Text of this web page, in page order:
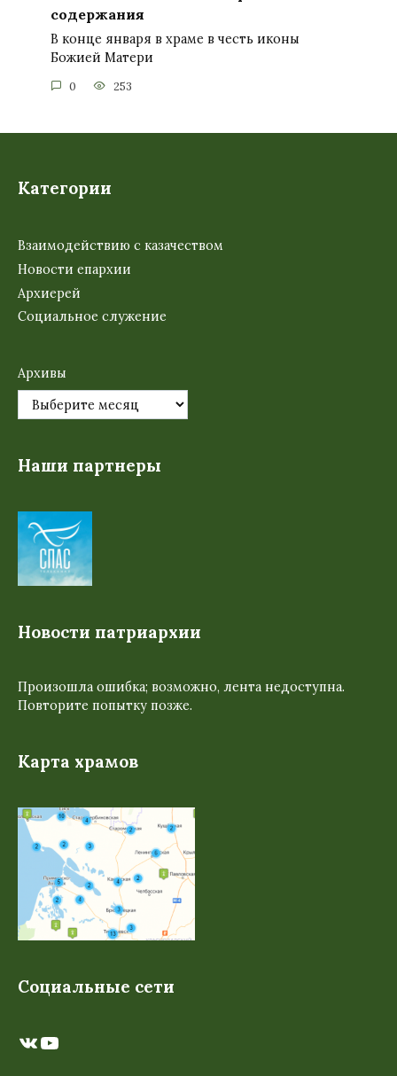
содержания
В конце января в храме в честь иконы
Божией Матери
0 253
Категории
Взаимодействию с казачеством
Новости епархии
Архиерей
Социальное служение
Архивы
Наши партнеры
Новости патриархии
Произошла ошибка; возможно, лента недоступна.
Повторите попытку позже.
Карта храмов
Социальные сети
ВКонтакте
YouTube